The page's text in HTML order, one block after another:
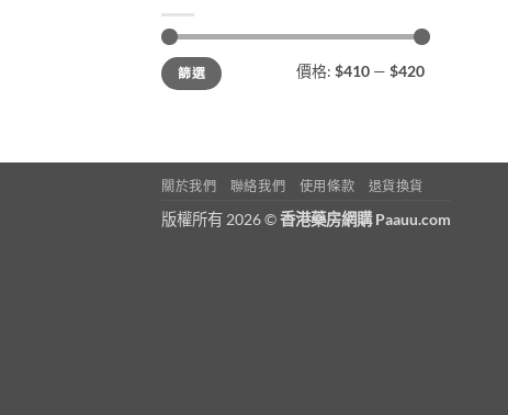
最
低
價
最
高
價
篩選 價格: $410 — $420
關於我們 聯絡我們 使用條款 退貨換貨
版權所有 2026 ©香港藥房網購 Paauu.com